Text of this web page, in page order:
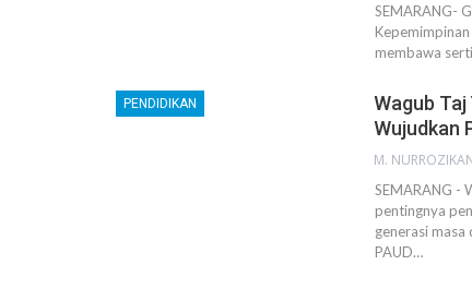
SEMARANG-
membawa
PENDIDIKAN
Wagub Taj
Wujudkan
M.
SEMARANG -
pentingnya
generasi
PAUD…